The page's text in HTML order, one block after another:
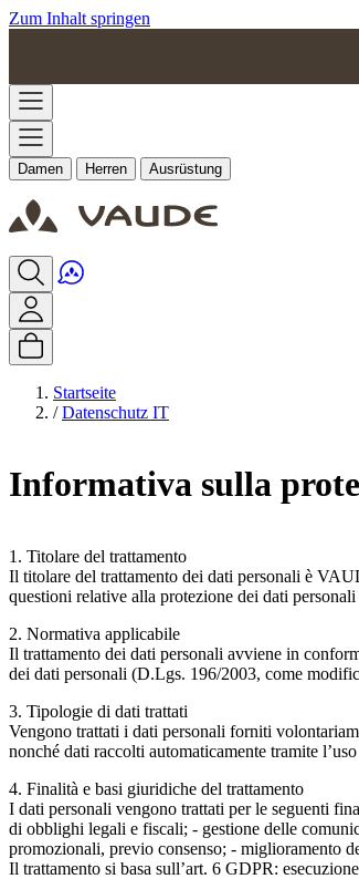
Zum Inhalt springen
Damen Herren Ausrüstung
Startseite
/ Datenschutz IT
Informativa sulla
1. Titolare del trattamento
Il titolare del trattamento dei dati personali è
questioni relative alla protezione dei dati
2. Normativa applicabile
Il trattamento dei dati personali avviene in
dei dati personali (D.Lgs. 196/2003, come
3. Tipologie di dati trattati
Vengono trattati i dati personali forniti
nonché dati raccolti automaticamente tramite
4. Finalità e basi giuridiche del trattamento
I dati personali vengono trattati per le seguenti
di obblighi legali e fiscali; - gestione delle
promozionali, previo consenso; - miglioramento
Il trattamento si basa sull’art. 6 GDPR: